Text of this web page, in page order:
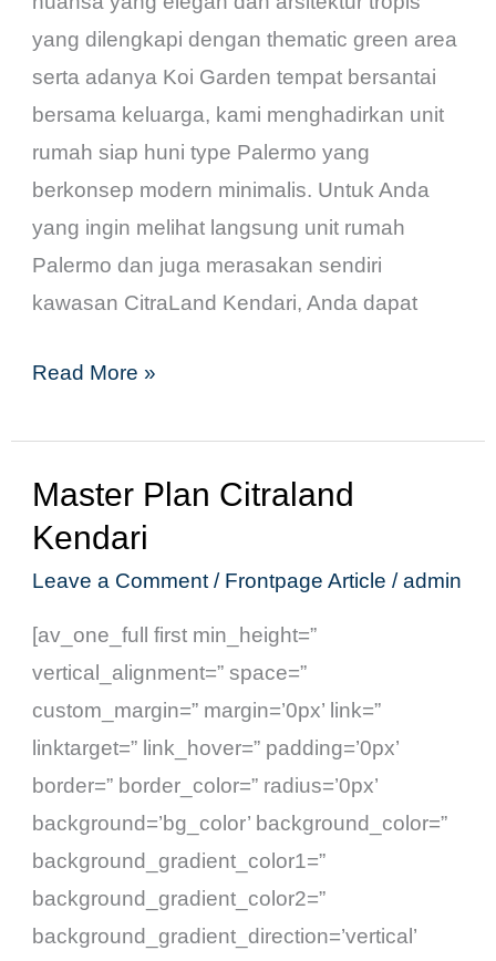
yang dilengkapi dengan thematic green area
serta adanya Koi Garden tempat bersantai
bersama keluarga, kami menghadirkan unit
rumah siap huni type Palermo yang
berkonsep modern minimalis. Untuk Anda
yang ingin melihat langsung unit rumah
Palermo dan juga merasakan sendiri
kawasan CitraLand Kendari, Anda dapat
Read More »
Master Plan Citraland
Kendari
Leave a Comment / Frontpage Article /admin
[av_one_full first min_height=”
vertical_alignment=” space=”
custom_margin=” margin=’0px’ link=”
linktarget=” link_hover=” padding=’0px’
border=” border_color=” radius=’0px’
background=’bg_color’ background_color=”
background_gradient_color1=”
background_gradient_color2=”
background_gradient_direction=’vertical’
Master
Plan